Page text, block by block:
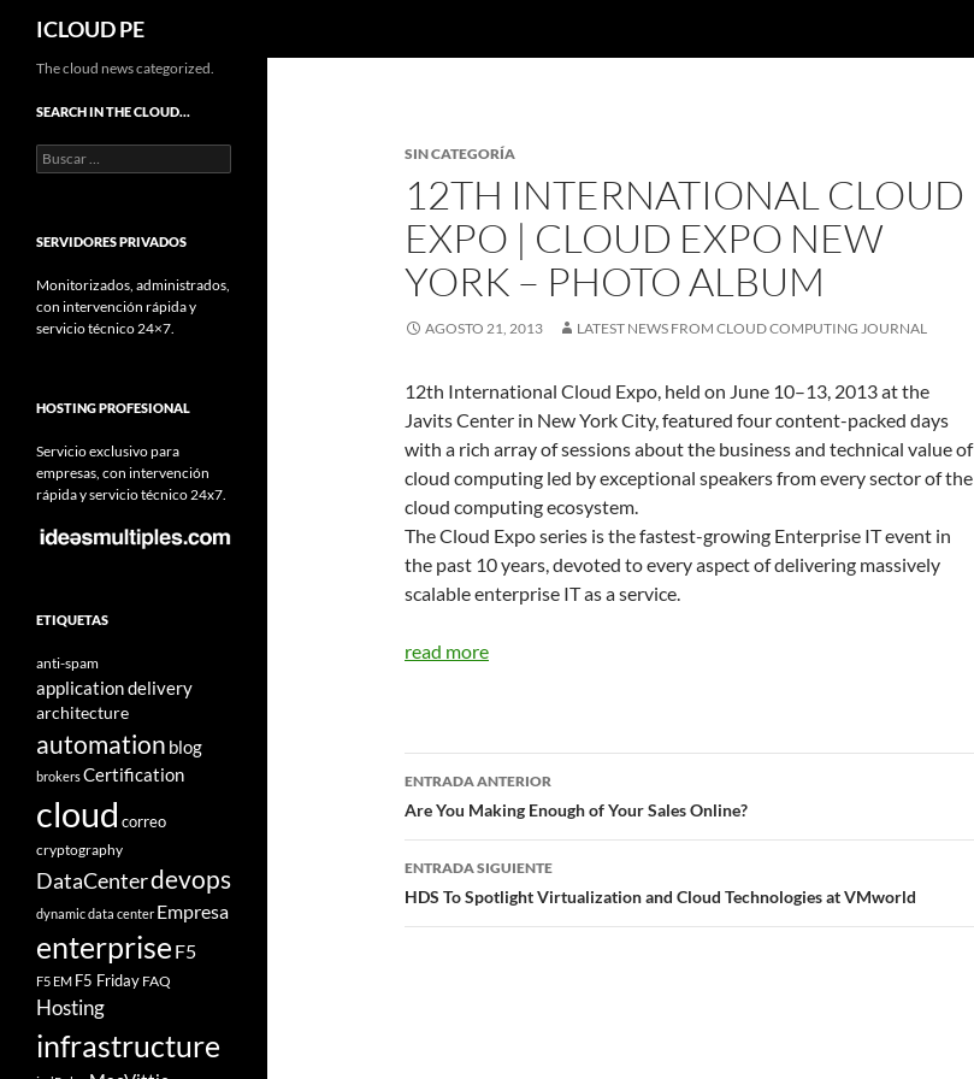
Saltar
contenido
ICLOUD PE
SIN CATEGORÍA
12TH INTERNATIONAL CLOUD
EXPO | CLOUD EXPO NEW
YORK – PHOTO ALBUM
AGOSTO 21, 2013 LATEST NEWS FROM CLOUD COMPUTING JOURNAL
12th International Cloud Expo, held on June 10–13, 2013 at the
Javits Center in New York City, featured four content-packed days
with a rich array of sessions about the business and technical value of
cloud computing led by exceptional speakers from every sector of the
cloud computing ecosystem.
The Cloud Expo series is the fastest-growing Enterprise IT event in
the past 10 years, devoted to every aspect of delivering massively
scalable enterprise IT as a service.
read more
Navegador
de
entradas
ENTRADA ANTERIOR
Are You Making Enough of Your Sales Online?
ENTRADA SIGUIENTE
HDS To Spotlight Virtualization and Cloud Technologies at VMworld
The cloud news categorized.
SEARCH IN THE CLOUD…
Buscar:
SERVIDORES PRIVADOS
Monitorizados, administrados,
con intervención rápida y
servicio técnico 24×7.
HOSTING PROFESIONAL
Servicio exclusivo para
empresas, con intervención
rápida y servicio técnico 24x7.
ETIQUETAS
anti-spam
application delivery
architecture
automation blog
brokersCertification
cloud correo
cryptography
DataCenterdevops
dynamic data center Empresa
enterprise F5
F5 EM F5 Friday FAQ
Hosting
infrastructure